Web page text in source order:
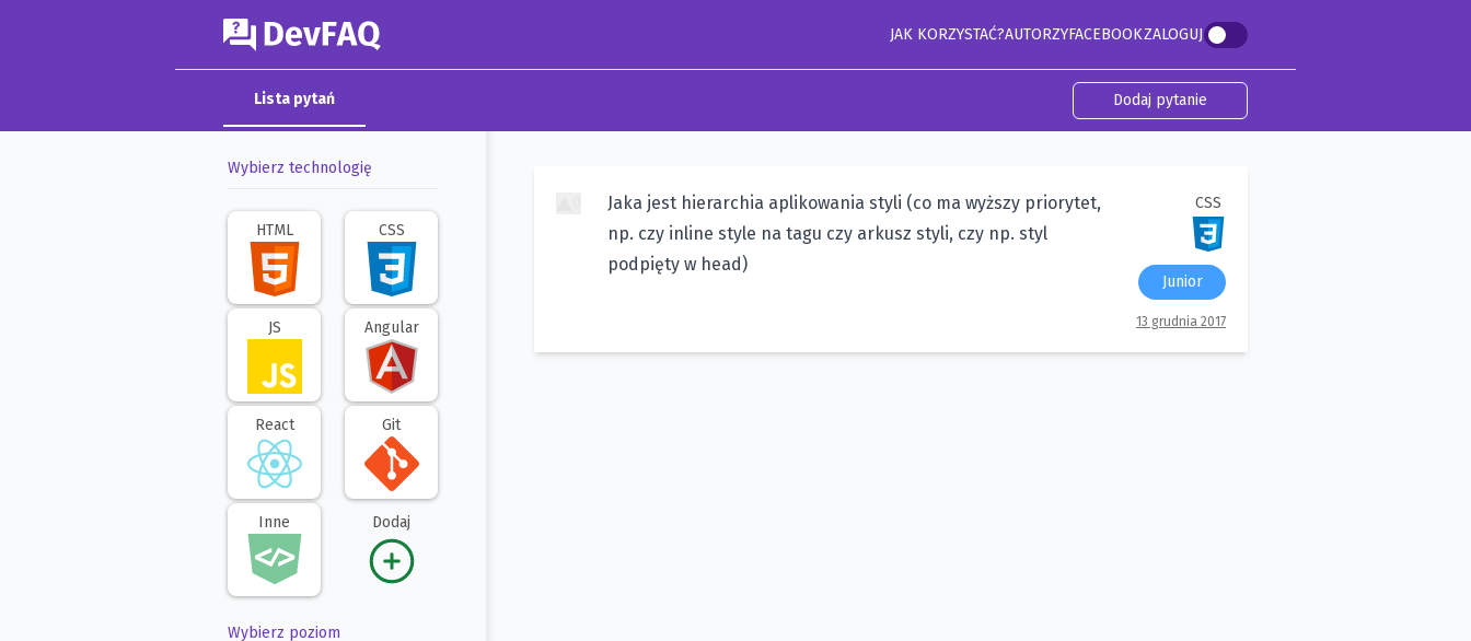
DevFAQ JAK KORZYSTAĆ?AUTORZYFACEBOOKZALOGUJ
Lista pytań Dodaj pytanie
Wybierz technologię
HTML CSS
JS Angular
React Git
Inne Dodaj
Wybierz poziom
Jaka jest hierarchia aplikowania styli (co ma wyższy priorytet,
np. czy inline style na tagu czy arkusz styli, czy np. styl
podpięty w head)
CSS
Junior
13 grudnia 2017